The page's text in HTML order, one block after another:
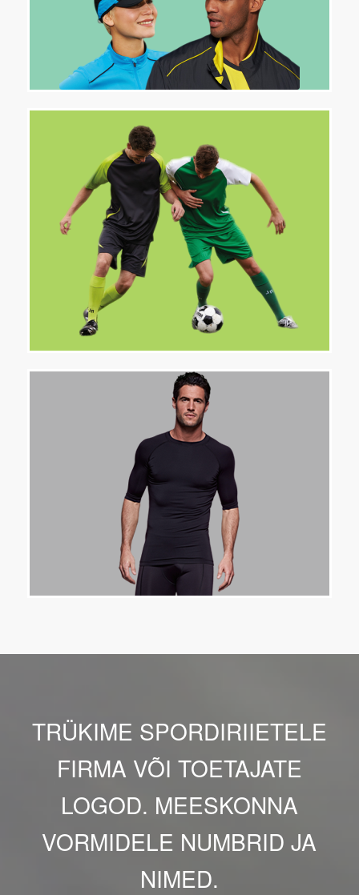
TRÜKIME SPORDIRIIETELE
FIRMA VÕI TOETAJATE
LOGOD. MEESKONNA
VORMIDELE NUMBRID JA
NIMED.